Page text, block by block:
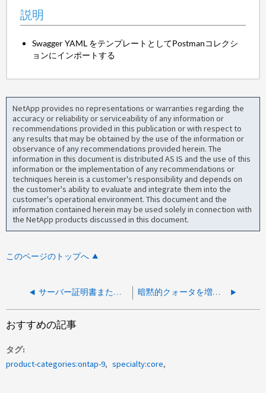
説明
Swagger YAML をテンプレートとしてPostmanコレクシ
ョンにインポートする
NetApp provides no representations or warranties regarding the
accuracy or reliability or serviceability of any information or
recommendations provided in this publication or with respect to
any results that may be obtained by the use of the information or
observance of any recommendations provided herein. The
information in this document is distributed AS IS and the use of this
information or the implementation of any recommendations or
techniques herein is a customer's responsibility and depends on
the customer's ability to evaluate and integrate them into the
customer's operational environment. This document and the
information contained herein may be used solely in connection with
the NetApp products discussed in this document.
このページのトップへ
サーバー証明書またはクライアント証明書に署名したルート証明書を識別する方法 暗黙的クォータを増やす方法は？
おすすめの記事
タグ
product-categories:ontap-9
specialty:core